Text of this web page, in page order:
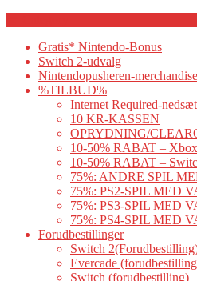
Gratis* Nintendo-Bonus
Switch 2-udvalg
Nintendopusheren-merchandise
%TILBUD%
Internet Required-
10 KR-KASSEN
OPRYDNING/
10-50% RABAT –
10-50% RABAT –
75%: ANDRE SPIL
75%: PS2-SPIL MED
75%: PS3-SPIL MED
75%: PS4-SPIL MED
Forudbestillinger
Switch
Evercade
Switch (forudbestilling)